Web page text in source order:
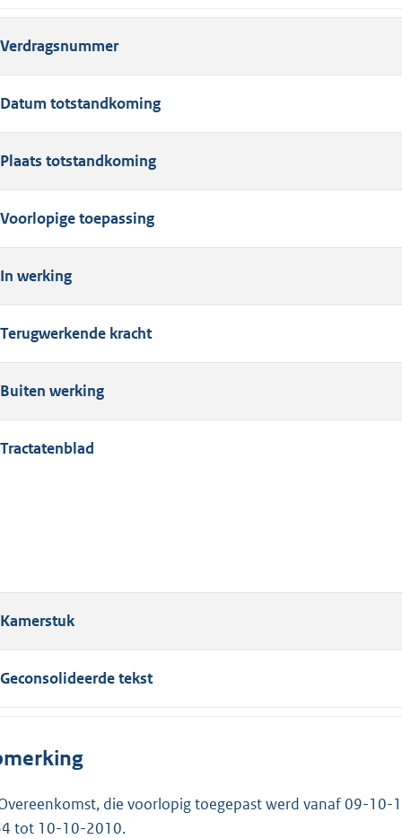
Verdragsnummer
Datum totstandkoming
Plaats totstandkoming
Voorlopige toepassing
In werking
Terugwerkende kracht
Buiten werking
Tractatenblad
Kamerstuk
Geconsolideerde tekst
die voorlopig toegepast werd vanaf 09-
tot 10-10-2010.